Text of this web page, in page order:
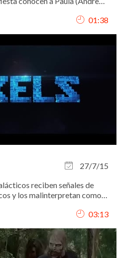
la mujer de Pablo (Eduardo01:38
27/7/15
reciben señales de
y los malinterpretan como
estos juegos como modelo03:13